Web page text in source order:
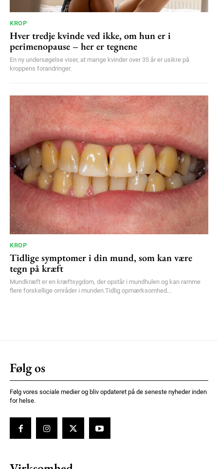
KROP
Hver tredje kvinde ved ikke, om hun er i
perimenopause – her er tegnene
En ny undersøgelse viser, at mange kvinder over 35 år er usikre på
kroppens forandringer.
KROP
Tidlige symptomer i din mund, som kan være
tegn på kræft
Mundkræft er en kræftsygdom, der opstår i mundhulen og kan ramme
flere forskellige områder i munden.Tidlig opmærksomhed...
Følg os
Følg vores sociale medier og bliv opdateret på de seneste nyheder inden
for helse.